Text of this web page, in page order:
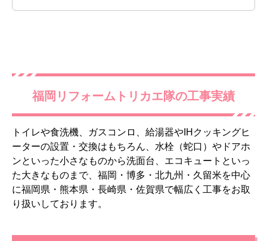
福岡リフォームトリカエ隊の工事実績
トイレや食洗機、ガスコンロ、給湯器やIHクッキングヒ
ーターの設置・交換はもちろん、水栓（蛇口）やドアホ
ンといった小さなものから洗面台、エコキュートといっ
た大きなものまで、福岡・博多・北九州・久留米を中心
に福岡県・熊本県・長崎県・佐賀県で幅広く工事をお取
り扱いしております。